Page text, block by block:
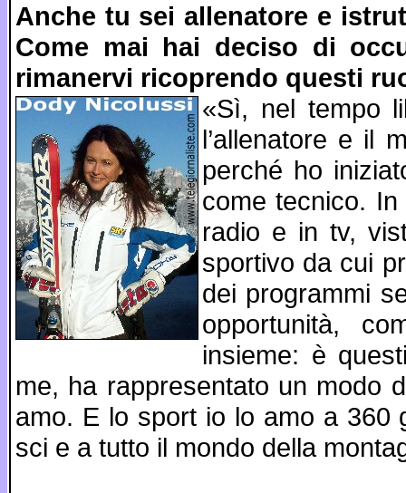
Anche tu sei allenatore e
Come mai hai deciso di
rimanervi ricoprendo questi
«Sì, nel tempo
l’allenatore e il
perché ho
come tecnico.
radio e in tv,
sportivo da cui
dei programmi
opportunità,
insieme: è
me, ha rappresentato un modo
amo. E lo sport io lo amo a 360
sci e a tutto il mondo della